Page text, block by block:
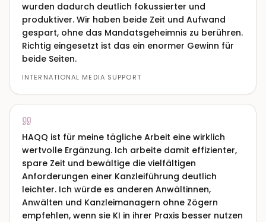
wurden dadurch deutlich fokussierter und
produktiver. Wir haben beide Zeit und Aufwand
gespart, ohne das Mandatsgeheimnis zu berühren.
Richtig eingesetzt ist das ein enormer Gewinn für
beide Seiten.
INTERNATIONAL MEDIA SUPPORT
HAQQ ist für meine tägliche Arbeit eine wirklich
wertvolle Ergänzung. Ich arbeite damit effizienter,
spare Zeit und bewältige die vielfältigen
Anforderungen einer Kanzleiführung deutlich
leichter. Ich würde es anderen Anwältinnen,
Anwälten und Kanzleimanagern ohne Zögern
empfehlen, wenn sie KI in ihrer Praxis besser nutzen